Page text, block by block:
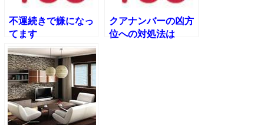
不運続きで嫌になっ
てます
クアナンバーの凶方
位への対処法は